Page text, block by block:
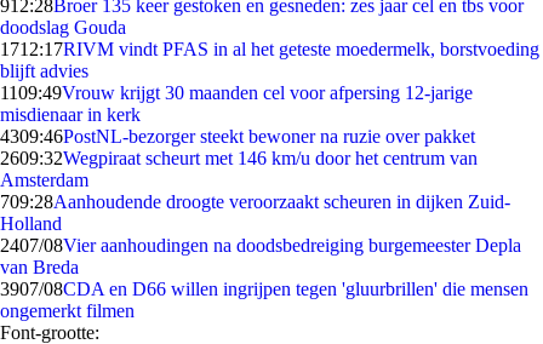
912:28Broer 135 keer gestoken en gesneden: zes jaar cel en tbs voor
doodslag Gouda
1712:17RIVM vindt PFAS in al het geteste moedermelk, borstvoeding
blijft advies
1109:49Vrouw krijgt 30 maanden cel voor afpersing 12-jarige
misdienaar in kerk
4309:46PostNL-bezorger steekt bewoner na ruzie over pakket
2609:32Wegpiraat scheurt met 146 km/u door het centrum van
Amsterdam
709:28Aanhoudende droogte veroorzaakt scheuren in dijken Zuid-
Holland
2407/08Vier aanhoudingen na doodsbedreiging burgemeester Depla
van Breda
3907/08CDA en D66 willen ingrijpen tegen 'gluurbrillen' die mensen
ongemerkt filmen
Font-grootte: